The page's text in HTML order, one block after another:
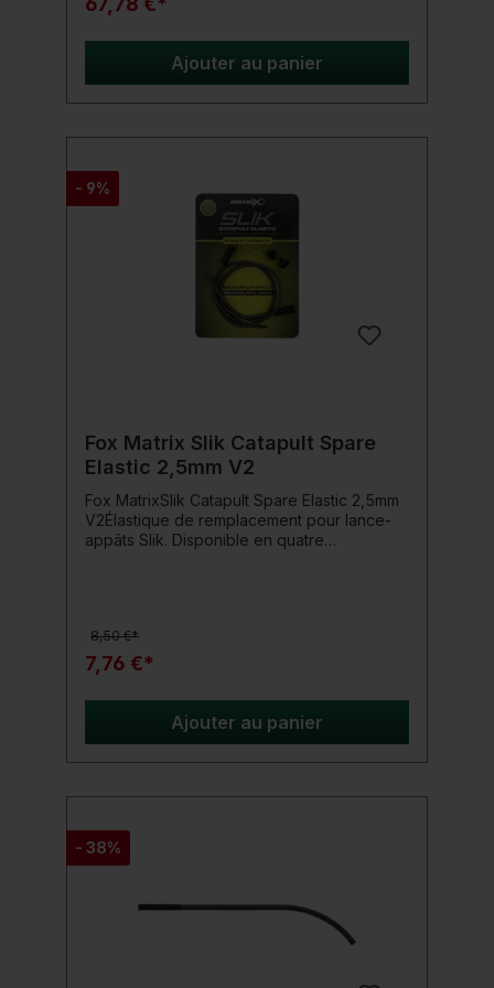
poignée Poignée sécurisée avec lanière
Housse de protection en néoprène
Ajouter au panier
- 9%
Fox Matrix Slik Catapult Spare
Elastic 2,5mm V2
Fox MatrixSlik Catapult Spare Elastic 2,5mm
V2Élastique de remplacement pour lance-
appâts Slik. Disponible en quatre
8,50 €*
7,76 €*
Ajouter au panier
- 38%